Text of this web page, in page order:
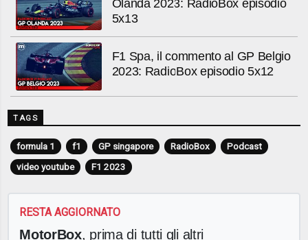
Olanda 2023: RadioBox episodio
5x13
F1 Spa, il commento al GP Belgio
2023: RadioBox episodio 5x12
TAGS
formula 1 f1 GP singapore RadioBox
Podcast
video youtube
F1 2023
RESTA AGGIORNATO
MotorBox, prima di tutti gli altri